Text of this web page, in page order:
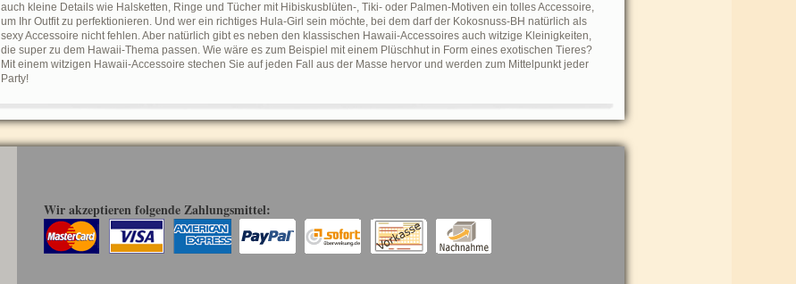
auch kleine Details wie Halsketten, Ringe und Tücher mit Hibiskusblüten-, Tiki- oder Palmen-Motiven ein tolles Accessoire,
um Ihr Outfit zu perfektionieren. Und wer ein richtiges Hula-Girl sein möchte, bei dem darf der Kokosnuss-BH natürlich als
sexy Accessoire nicht fehlen. Aber natürlich gibt es neben den klassischen Hawaii-Accessoires auch witzige Kleinigkeiten,
die super zu dem Hawaii-Thema passen. Wie wäre es zum Beispiel mit einem Plüschhut in Form eines exotischen Tieres?
Mit einem witzigen Hawaii-Accessoire stechen Sie auf jeden Fall aus der Masse hervor und werden zum Mittelpunkt jeder
Party!
Wir akzeptieren folgende Zahlungsmittel: